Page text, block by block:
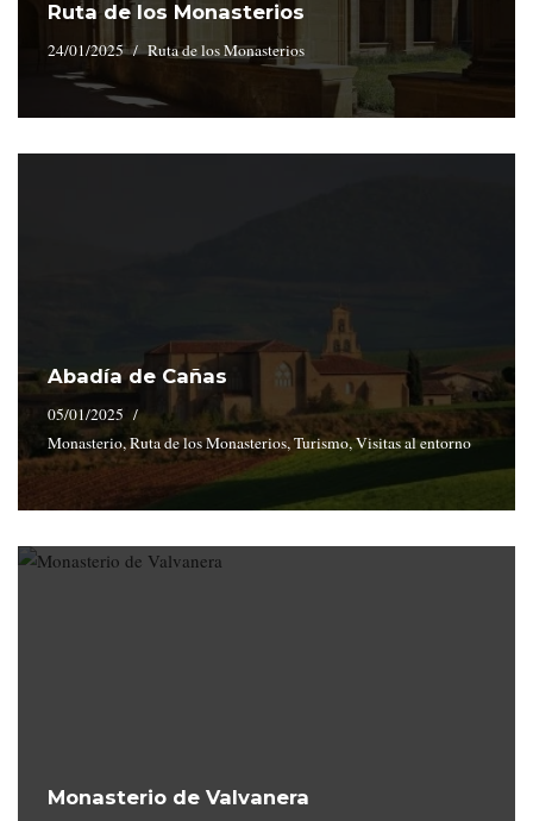
Ruta de los Monasterios
24/01/2025 Ruta de los Monasterios
Abadía de Cañas
05/01/2025
Monasterio,Ruta de los Monasterios,Turismo,Visitas al entorno
Monasterio de Valvanera